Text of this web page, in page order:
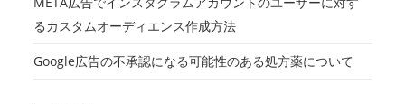
るカスタムオーディエンス作成方法
Google広告の不承認になる可能性のある処方薬について